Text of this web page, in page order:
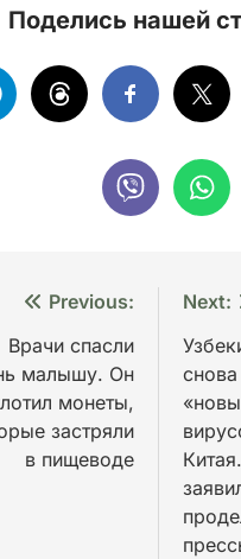
Поделись нашей
Previous:
Врачи спасли
малышу. Он
монеты,
застряли
в пищеводе
Next: